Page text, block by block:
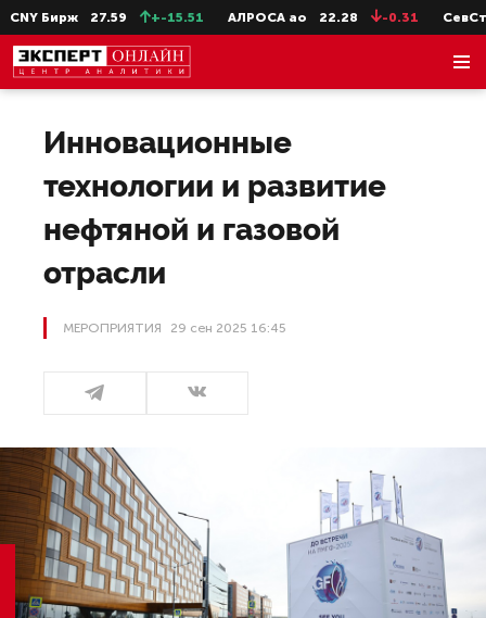
27.59 +-15.51 АЛРОСА ао 22.28 -0.31 СевСт-ао
Инновационные
технологии и развитие
нефтяной и газовой
отрасли
МЕРОПРИЯТИЯ 29 сен 2025 16:45